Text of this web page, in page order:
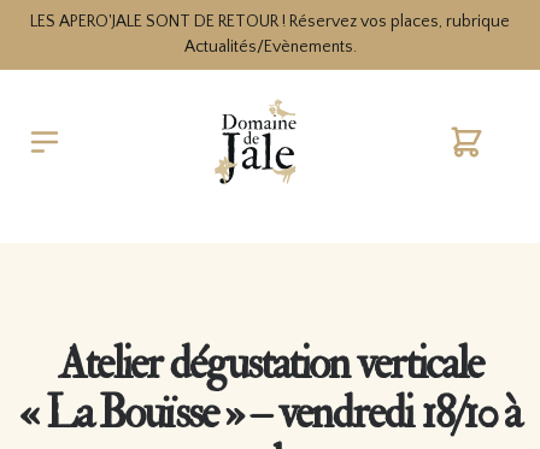
LES APERO'JALE SONT DE RETOUR ! Réservez vos places, rubrique
Actualités/Evènements.
Cart
Atelier dégustation verticale
« La Bouïsse » – vendredi 18/10 à